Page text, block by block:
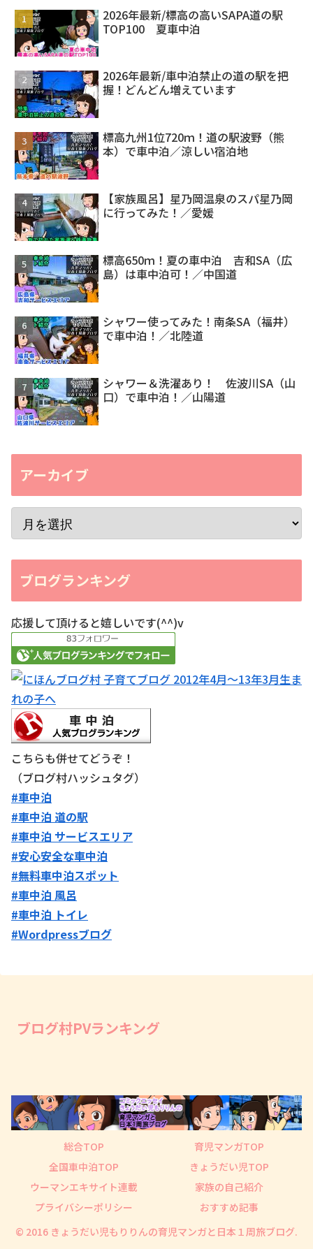
2026年最新/標高の高いSAPA道の駅
TOP100 夏車中泊
2026年最新/車中泊禁止の道の駅を把
握！どんどん増えています
標高九州1位720ｍ！道の駅波野（熊
本）で車中泊／涼しい宿泊地
【家族風呂】星乃岡温泉のスパ星乃岡
に行ってみた！／愛媛
標高650ｍ！夏の車中泊 吉和SA（広
島）は車中泊可！／中国道
シャワー使ってみた！南条SA（福井）
で車中泊！／北陸道
シャワー＆洗濯あり！ 佐波川SA（山
口）で車中泊！／山陽道
アーカイブ
ブログランキング
応援して頂けると嬉しいです(^^)v
こちらも併せてどうぞ！
（ブログ村ハッシュタグ）
#車中泊
#車中泊 道の駅
#車中泊 サービスエリア
#安心安全な車中泊
#無料車中泊スポット
#車中泊 風呂
#車中泊 トイレ
#Wordpressブログ
ブログ村PVランキング
総合TOP
育児マンガTOP
全国車中泊TOP
きょうだい児TOP
ウーマンエキサイト連載
家族の自己紹介
プライバシーポリシー
おすすめ記事
© 2016 きょうだい児もりりんの育児マンガと日本１周旅ブログ.